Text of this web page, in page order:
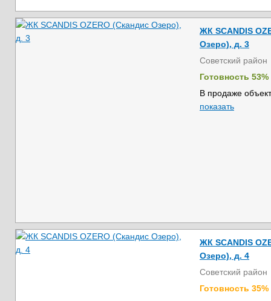
ЖК SCANDIS
Озеро), д. 3
Советский район
Готовность 53%
В продаже
показать
ЖК SCANDIS
Озеро), д. 4
Советский район
Готовность 35%